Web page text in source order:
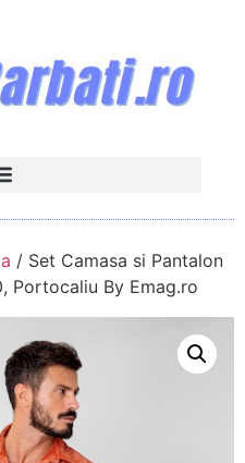
/ Set Camasa si Pantalon
Portocaliu By Emag.ro